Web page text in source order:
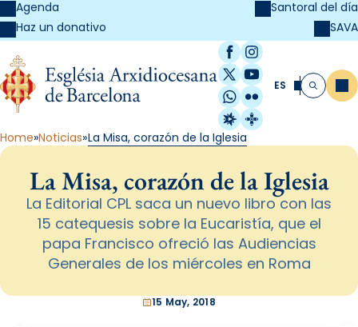
Agenda
Haz un donativo
Santoral del día
SAVA
Facebook
Instagram
X / Twitter
YouTube
WhatsApp
Flickr
Radio Estel
Catalunya
ES Buscar
Home Noticias La Misa, corazón de la Iglesia
La Misa, corazón de la Iglesia
La Editorial CPL saca un nuevo libro con las
15 catequesis sobre la Eucaristía, que el
papa Francisco ofreció las Audiencias
Generales de los miércoles en Roma
15 May, 2018